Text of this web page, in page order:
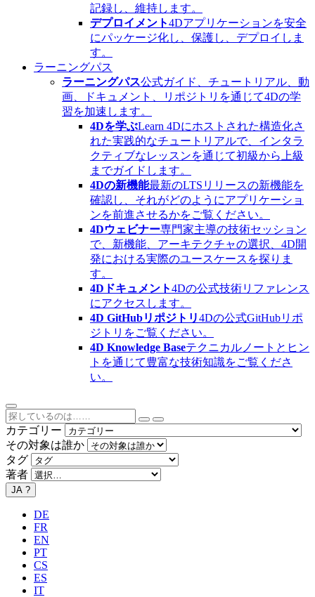
記録し、維持します。
デプロイメント4Dアプリケーションを安全
にパッケージ化し、保護し、デプロイしま
す。
ラーニングパス
ラーニングパス公式ガイド、チュートリアル、動
画、ドキュメント、リポジトリを通じて4Dの学
習を加速します。
4Dを学ぶLearn 4Dにホストされた構造化さ
れた実践的なチュートリアルで、インタラ
クティブなレッスンを通じて初級から上級
までガイドします。
4Dの新機能最新のLTSリリースの新機能を
確認し、それがどのようにアプリケーショ
ンを前進させるかをご覧ください。
4Dウェビナー専門家主導の技術セッション
で、新機能、アーキテクチャの選択、4D開
発における実際のユースケースを探りま
す。
4Dドキュメント4Dの公式技術リファレンス
にアクセスします。
4D GitHubリポジトリ4Dの公式GitHubリポ
ジトリをご覧ください。
4D Knowledge Baseテクニカルノートとヒン
トを通じて豊富な技術知識をご覧くださ
い。
カテゴリー
その対象は誰か
タグ
著者
JA ?
DE
FR
EN
PT
CS
ES
IT